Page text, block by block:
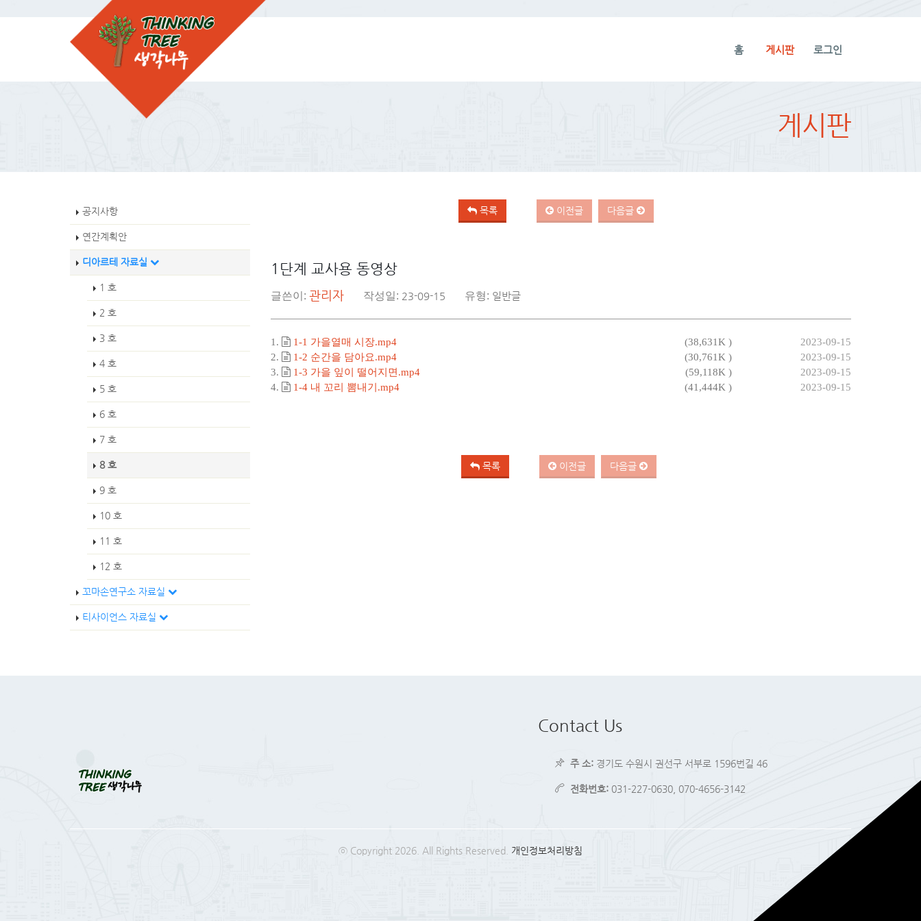
홈 게시판 로그인
게시판
공지사항
연간계획안
디아르테 자료실
1 호
2 호
3 호
4 호
5 호
6 호
7 호
8 호
9 호
10 호
11 호
12 호
꼬마손연구소 자료실
티사이언스 자료실
목록 이전글 다음글
1단계 교사용 동영상
글쓴이: 관리자 작성일: 23-09-15 유형: 일반글
1. 1-1 가을열매 시장.mp4 (38,631K )
2023-09-15
2.
1-2 순간을 담아요.mp4 (30,761K )
2023-09-15
3.
1-3 가을 잎이 떨어지면.mp4 (59,118K )
2023-09-15
4.
1-4 내 꼬리 뽐내기.mp4 (41,444K ) 2023-09-15
목록 이전글 다음글
Contact Us
주 소: 경기도 수원시 권선구 서부로 1596번길 46
전화번호: 031-227-0630, 070-4656-3142
ⓒ Copyright 2026. All Rights Reserved. 개인정보처리방침